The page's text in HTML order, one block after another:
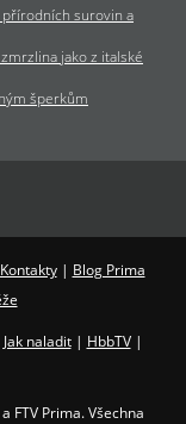
surovin a
jako z italské
šperkům
Kontakty| Blog Prima
Jak naladit| HbbTV|
FTV Prima. Všechna